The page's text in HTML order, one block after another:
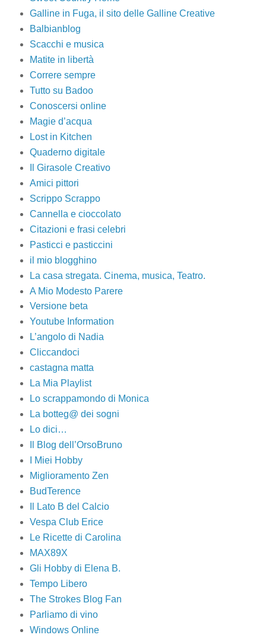
Galline in Fuga, il sito delle Galline Creative
Balbianblog
Scacchi e musica
Matite in libertà
Correre sempre
Tutto su Badoo
Conoscersi online
Magie d’acqua
Lost in Kitchen
Quaderno digitale
Il Girasole Creativo
Amici pittori
Scrippo Scrappo
Cannella e cioccolato
Citazioni e frasi celebri
Pasticci e pasticcini
il mio blogghino
La casa stregata. Cinema, musica, Teatro.
A Mio Modesto Parere
Versione beta
Youtube Information
L’angolo di Nadia
Cliccandoci
castagna matta
La Mia Playlist
Lo scrappamondo di Monica
La botteg@ dei sogni
Lo dici…
Il Blog dell’OrsoBruno
I Miei Hobby
Miglioramento Zen
BudTerence
Il Lato B del Calcio
Vespa Club Erice
Le Ricette di Carolina
MAX89X
Gli Hobby di Elena B.
Tempo Libero
The Strokes Blog Fan
Parliamo di vino
Windows Online